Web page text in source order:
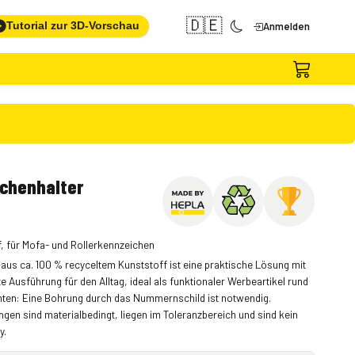
Tutorial zur 3D-Vorschau 🇩🇪 Anmelden
für Mofa- und Rollerkennzeichen
ca. 100 % recyceltem Kunststoff ist eine praktische Lösung mit
Ausführung für den Alltag, ideal als funktionaler Werbeartikel rund
Eine Bohrung durch das Nummernschild ist notwendig.
sind materialbedingt, liegen im Toleranzbereich und sind kein